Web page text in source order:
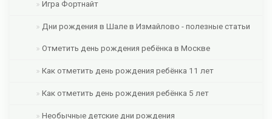
Игра Фортнайт
Дни рождения в Шале в Измайлово - полезные статьи
Отметить день рождения ребёнка в Москве
Как отметить день рождения ребёнка 11 лет
Как отметить день рождения ребёнка 5 лет
Необычные детские дни рождения